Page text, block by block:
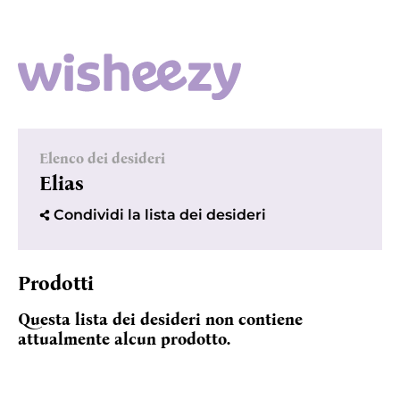
Elenco dei desideri
Elias
Condividi la lista dei desideri
Prodotti
Questa lista dei desideri non contiene
attualmente alcun prodotto.